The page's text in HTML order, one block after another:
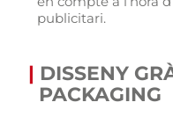
publicitari.
| DISSENY
PACKAGING